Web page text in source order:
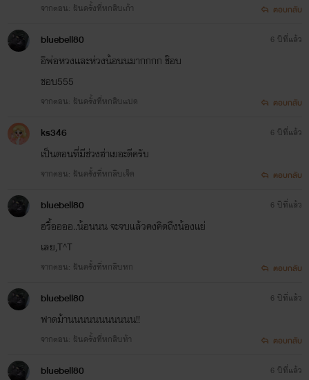
จากตอน: ฝันครั้งที่หกสิบเก้า ตอบกลับ
bluebell80
อิพ่อหวงและห่วงน้อนนมากกกก ช๊อบ
ชอบ555
จากตอน: ฝันครั้งที่หกสิบแปด
6 ปีที่แล้ว
ตอบกลับ
ks346
เป็นตอนที่มีช่วงฮ่าเยอะดีครับ
จากตอน: ฝันครั้งที่หกสิบเจ็ด
6 ปีที่แล้ว
ตอบกลับ
bluebell80
ฮรื้ออออ..น้อนนน จะจบแล้วคงคิดถึงน้องแย่
เลย,T^T
จากตอน: ฝันครั้งที่หกสิบหก
6 ปีที่แล้ว
ตอบกลับ
bluebell80
ฟาดม้านนนนนนนนนนน!!
จากตอน: ฝันครั้งที่หกสิบห้า
6 ปีที่แล้ว
ตอบกลับ
bluebell80 6 ปีที่แล้ว